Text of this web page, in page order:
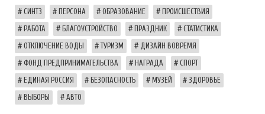
СИНТЗ ПЕРСОНА ОБРАЗОВАНИЕ ПРОИСШЕСТВИЯ
РАБОТА БЛАГОУСТРОЙСТВО ПРАЗДНИК СТАТИСТИКА
ОТКЛЮЧЕНИЕ ВОДЫ ТУРИЗМ ДИЗАЙН ВОВРЕМЯ
ФОНД ПРЕДПРИНИМАТЕЛЬСТВА НАГРАДА СПОРТ
ЕДИНАЯ РОССИЯ БЕЗОПАСНОСТЬ МУЗЕЙ ЗДОРОВЬЕ
ВЫБОРЫ АВТО